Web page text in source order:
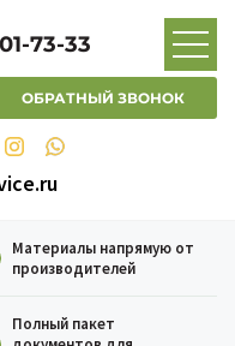
73-33
ОБРАТНЫЙ ЗВОНОК
Материалы напрямую от
производителей
Полный пакет